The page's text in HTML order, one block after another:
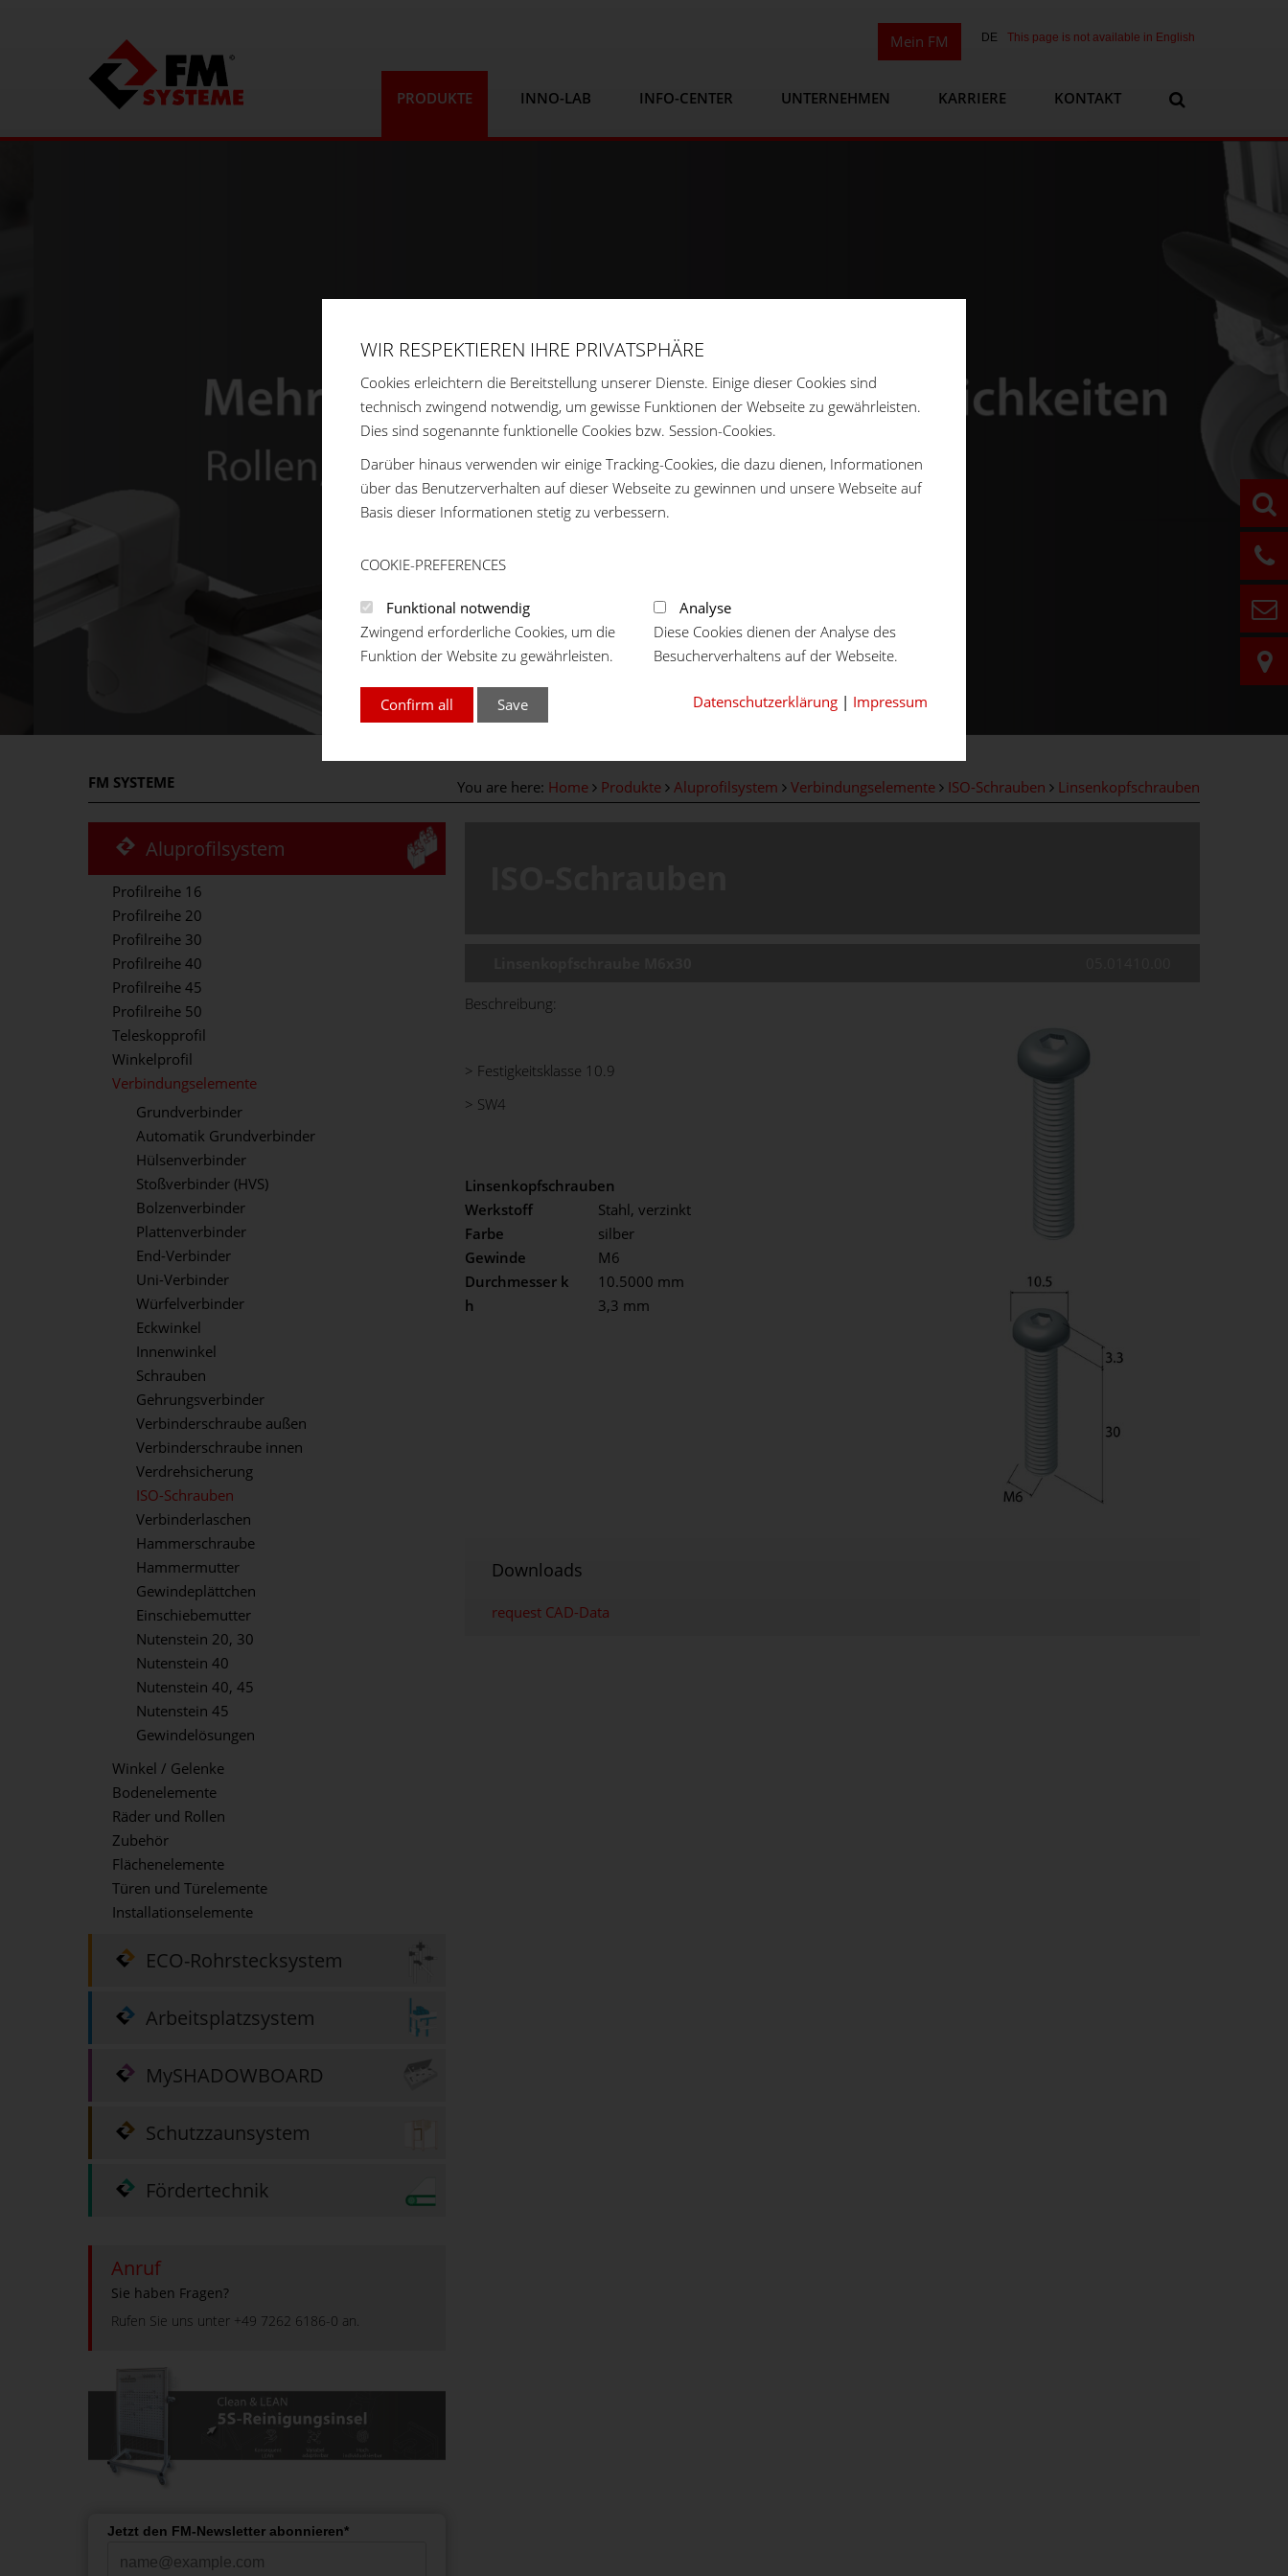
DE This page is not available in English
Mein FM
PRODUKTE INNO-LAB INFO-CENTER UNTERNEHMEN KARRIERE KONTAKT
FM SYSTEME You are here: Home Produkte Aluprofilsystem Verbindungselemente ISO-Schrauben Linsenkopfschrauben
Aluprofilsystem
Profilreihe 16
Profilreihe 20
Profilreihe 30
Profilreihe 40
Profilreihe 45
Profilreihe 50
Teleskopprofil
Winkelprofil
Verbindungselemente
Grundverbinder
Automatik Grundverbinder
Hülsenverbinder
Stoßverbinder (HVS)
Bolzenverbinder
Plattenverbinder
End-Verbinder
Uni-Verbinder
Würfelverbinder
Eckwinkel
Innenwinkel
Schrauben
Gehrungsverbinder
Verbinderschraube außen
Verbinderschraube innen
Verdrehsicherung
ISO-Schrauben
Verbinderlaschen
Hammerschraube
Hammermutter
Gewindeplättchen
Einschiebemutter
Nutenstein 20, 30
Nutenstein 40
Nutenstein 40, 45
Nutenstein 45
Gewindelösungen
Winkel / Gelenke
Bodenelemente
Räder und Rollen
Zubehör
Flächenelemente
Türen und Türelemente
Installationselemente
ECO-Rohrstecksystem
Arbeitsplatzsystem
MySHADOWBOARD
Schutzzaunsystem
Fördertechnik
Anruf
Sie haben Fragen?
Rufen Sie uns unter +49 7262 6186-0 an.
Jetzt den FM-Newsletter abonnieren*
Beschreibung:
> Festigkeitsklasse 10.9
> SW4
Linsenkopfschrauben
Werkstoff
Stahl, verzinkt
Farbe
silber
Gewinde
M6
Durchmesser k
10.5000 mm
h
3,3 mm
Downloads
request CAD-Data
WIR RESPEKTIEREN IHRE PRIVATSPHÄRE
Cookies erleichtern die Bereitstellung unserer Dienste. Einige dieser Cookies sind
technisch zwingend notwendig, um gewisse Funktionen der Webseite zu gewährleisten.
Dies sind sogenannte funktionelle Cookies bzw. Session-Cookies.
Darüber hinaus verwenden wir einige Tracking-Cookies, die dazu dienen, Informationen
über das Benutzerverhalten auf dieser Webseite zu gewinnen und unsere Webseite auf
Basis dieser Informationen stetig zu verbessern.
COOKIE-PREFERENCES
Funktional notwendig
Zwingend erforderliche Cookies, um die
Funktion der Website zu gewährleisten.
Analyse
Diese Cookies dienen der Analyse des
Besucherverhaltens auf der Webseite.
Confirm all Save Datenschutzerklärung | Impressum